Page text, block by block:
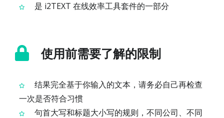
是 i2TEXT 在线效率工具套件的一部分
使用前需要了解的限制
结果完全基于你输入的文本，请务必自己再检查
一次是否符合习惯
句首大写和标题大小写的规则，不同公司、不同